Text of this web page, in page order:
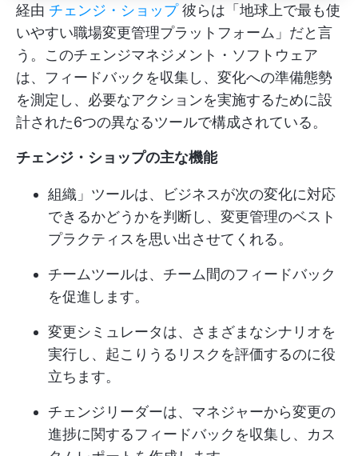
経由 チェンジ・ショップ彼らは「地球上で最も使
いやすい職場変更管理プラットフォーム」だと言
う。このチェンジマネジメント・ソフトウェア
は、フィードバックを収集し、変化への準備態勢
を測定し、必要なアクションを実施するために設
計された6つの異なるツールで構成されている。
チェンジ・ショップの主な機能
組織」ツールは、ビジネスが次の変化に対応
できるかどうかを判断し、変更管理のベスト
プラクティスを思い出させてくれる。
チームツールは、チーム間のフィードバック
を促進します。
変更シミュレータは、さまざまなシナリオを
実行し、起こりうるリスクを評価するのに役
立ちます。
チェンジリーダーは、マネジャーから変更の
進捗に関するフィードバックを収集し、カス